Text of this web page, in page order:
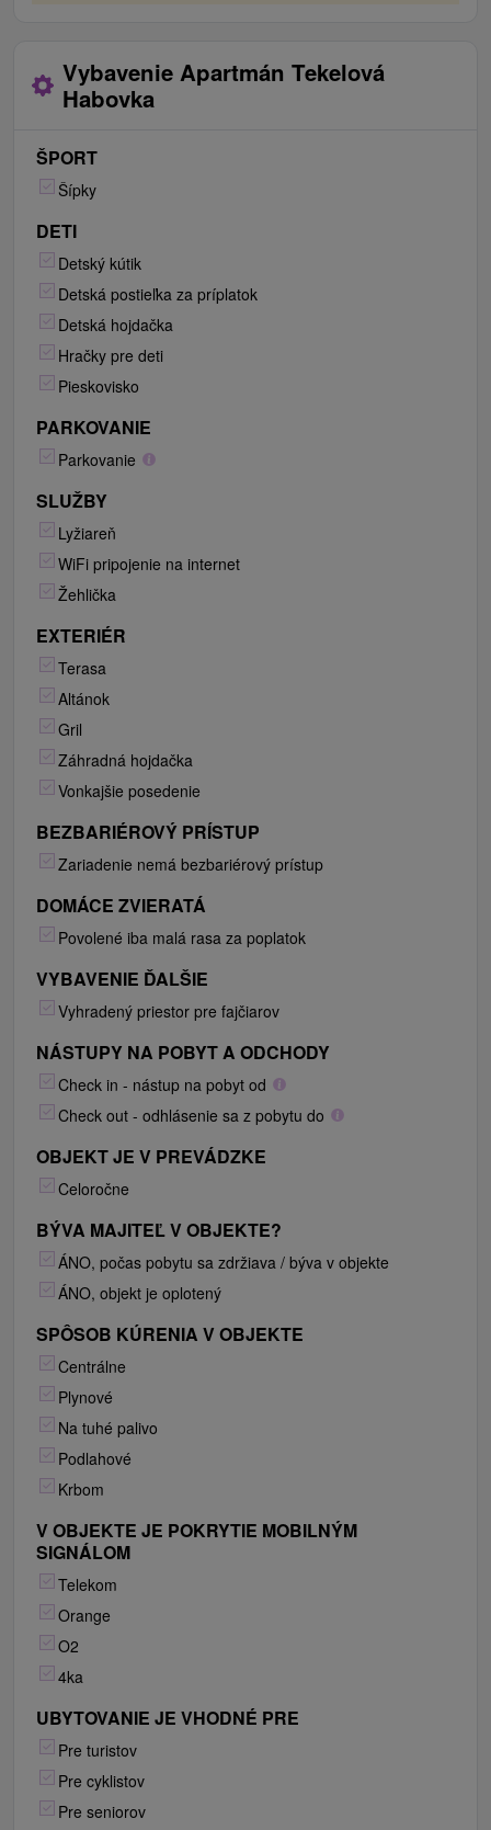
Vybavenie Apartmán Tekelová
Habovka
ŠPORT
Šípky
DETI
Detský kútik
Detská postieľka za príplatok
Detská hojdačka
Hračky pre deti
Pieskovisko
PARKOVANIE
Parkovanie
SLUŽBY
Lyžiareň
WiFi pripojenie na internet
Žehlička
EXTERIÉR
Terasa
Altánok
Gril
Záhradná hojdačka
Vonkajšie posedenie
BEZBARIÉROVÝ PRÍSTUP
Zariadenie nemá bezbariérový prístup
DOMÁCE ZVIERATÁ
Povolené iba malá rasa za poplatok
VYBAVENIE ĎALŠIE
Vyhradený priestor pre fajčiarov
NÁSTUPY NA POBYT A ODCHODY
Check in - nástup na pobyt od
Check out - odhlásenie sa z pobytu do
OBJEKT JE V PREVÁDZKE
Celoročne
BÝVA MAJITEĽ V OBJEKTE?
ÁNO, počas pobytu sa zdržiava / býva v objekte
ÁNO, objekt je oplotený
SPÔSOB KÚRENIA V OBJEKTE
Centrálne
Plynové
Na tuhé palivo
Podlahové
Krbom
V OBJEKTE JE POKRYTIE MOBILNÝM
SIGNÁLOM
Telekom
Orange
O2
4ka
UBYTOVANIE JE VHODNÉ PRE
Pre turistov
Pre cyklistov
Pre seniorov